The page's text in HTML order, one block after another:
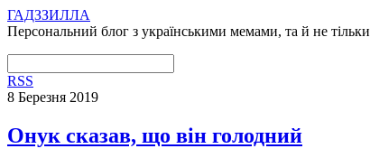
ГАДЗЗИЛЛА
Персональний блог з українськими мемами, та й не тільки
RSS
8 Березня 2019
Онук сказав, що він голодний